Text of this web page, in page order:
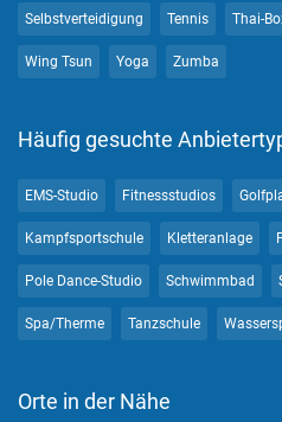
Selbstverteidigung Tennis Thai-
Wing Tsun Yoga Zumba
Häufig gesuchte
EMS-Studio Fitnessstudios
Kampfsportschule Kletteranlage
Pole Dance-Studio Schwimmbad
Spa/Therme Tanzschule
Orte in der Nähe